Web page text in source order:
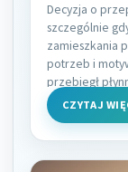
Decyzja o
szczególnie
zamieszkania
potrzeb i
przebiegł
CZYTAJ